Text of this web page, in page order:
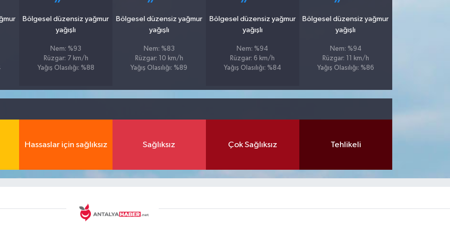
Bölgesel düzensiz yağmur
yağışlı
Nem: %93
Rüzgar: 7 km/h
Yağış Olasılığı: %88
Bölgesel düzensiz yağmur
yağışlı
Nem: %83
Rüzgar: 10 km/h
Yağış Olasılığı: %89
Bölgesel düzensiz yağmur
yağışlı
Nem: %94
Rüzgar: 6 km/h
Yağış Olasılığı: %84
Bölgesel düzensiz yağmur
yağışlı
Nem: %94
Rüzgar: 11 km/h
Yağış Olasılığı: %86
Hassaslar için sağlıksız Sağlıksız Çok Sağlıksız Tehlikeli